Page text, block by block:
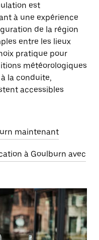
est
à une expérience
de la région
entre les lieux
pratique pour
météorologiques
la conduite,
accessibles
maintenant
à Goulburn avec